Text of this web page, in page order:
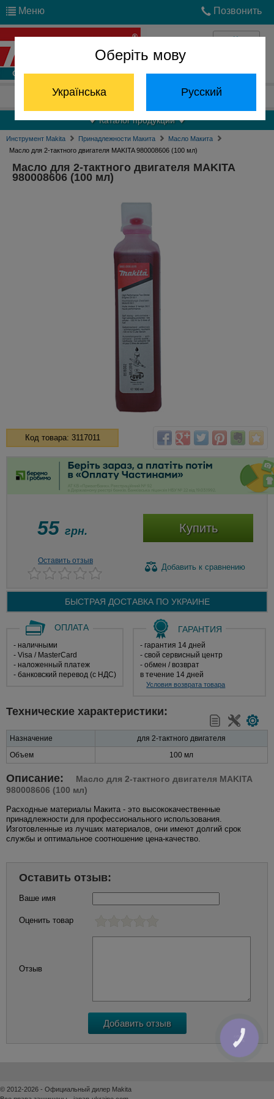
Оберіть мову
Українська Русский
Меню Позвонить
Войти
Отдел запчастей: (068) 824-24-24
Каталог продукции
Инструмент Makita Принадлежности Макита
Масло Макита
Масло для 2-тактного двигателя MAKITA 980008606 (100 мл)
Масло для 2-тактного двигателя MAKITA
980008606 (100 мл)
Код товара: 3117011
55 грн. Купить
Оставить отзыв
Добавить к сравнению
БЫСТРАЯ ДОСТАВКА ПО УКРАИНЕ
ОПЛАТА
- наличными
- Visa / MasterCard
- наложенный платеж
- банковский перевод (с НДС)
ГАРАНТИЯ
- гарантия 14 дней
- свой сервисный центр
- обмен / возврат
в течение 14 дней
Условия возврата товара
Технические характеристики:
Назначение
для 2-тактного двигателя
Объем
100 мл
Описание:
Масло для 2-тактного двигателя MAKITA
980008606 (100 мл)
Расходные материалы Макита - это высококачественные
принадлежности для профессионального использования.
Изготовленные из лучших материалов, они имеют долгий срок
службы и оптимальное соотношение цена-качество.
Оставить отзыв:
Ваше имя
Оценить товар
Отзыв
© 2012-2026 - Официальный дилер Makita
КНОПКА
ЗВ'ЯЗКУ